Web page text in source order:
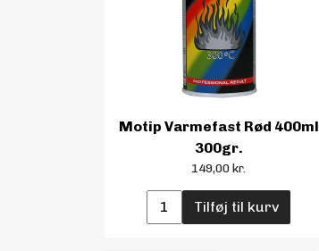
Motip Varmefast Rød 400ml
300gr.
149,00 kr.
Tilføj til kurv